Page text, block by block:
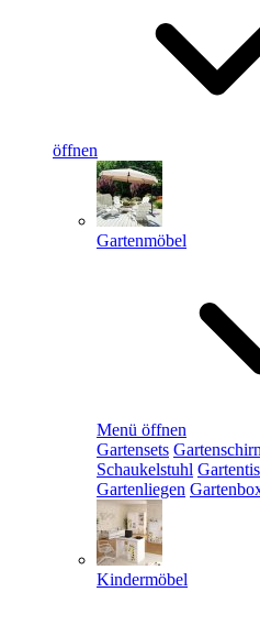
öffnen
Gartenmöbel
Menü öffnen
Gartensets
Schaukelstuhl
Gartenliegen
Kindermöbel